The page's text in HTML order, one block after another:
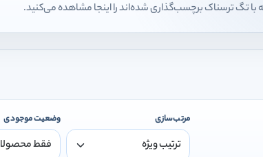
تگ ترسناک برچسب‌گذاری شده‌اند را اینجا مشاهده می‌کنید.
مرتب‌سازی وضعیت موجودی